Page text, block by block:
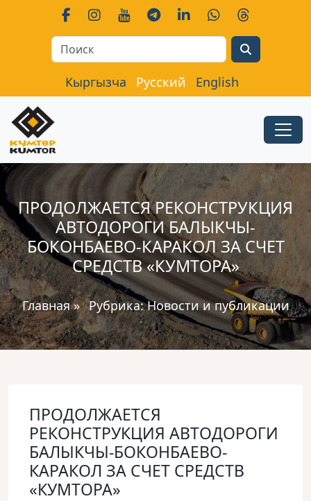
Кыргызча Русский English
ПРОДОЛЖАЕТСЯ РЕКОНСТРУКЦИЯ
АВТОДОРОГИ БАЛЫКЧЫ-
БОКОНБАЕВО-КАРАКОЛ ЗА СЧЕТ
СРЕДСТВ «КУМТОРА»
Главная» Рубрика:Новости и публикации
ПРОДОЛЖАЕТСЯ
РЕКОНСТРУКЦИЯ АВТОДОРОГИ
БАЛЫКЧЫ-БОКОНБАЕВО-
КАРАКОЛ ЗА СЧЕТ СРЕДСТВ
«КУМТОРА»